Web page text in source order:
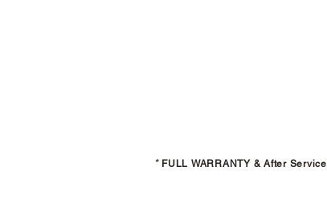
* FULL WARRANTY & After Service